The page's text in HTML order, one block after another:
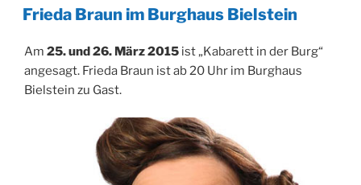
AM
Frieda Braun im Burghaus Bielstein
Am 25. und 26. März 2015 ist „Kabarett in der Burg“
angesagt. Frieda Braun ist ab 20 Uhr im Burghaus
Bielstein zu Gast.